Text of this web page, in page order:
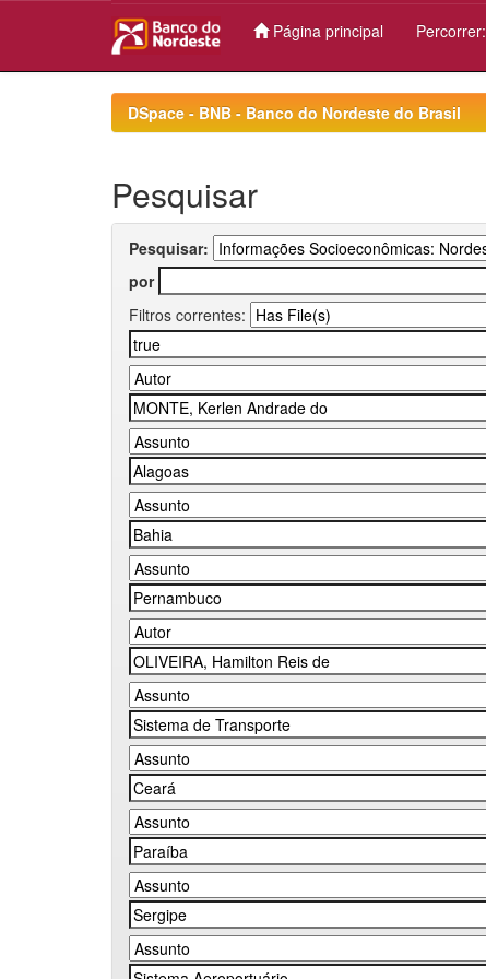
Página principal Percorrer:
DSpace - BNB - Banco do Nordeste do Brasil
Pesquisar
Pesquisar:
por
Filtros correntes: